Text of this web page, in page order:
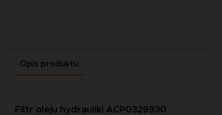
Opis produktu
Filtr oleju hydrauliki ACP0329930